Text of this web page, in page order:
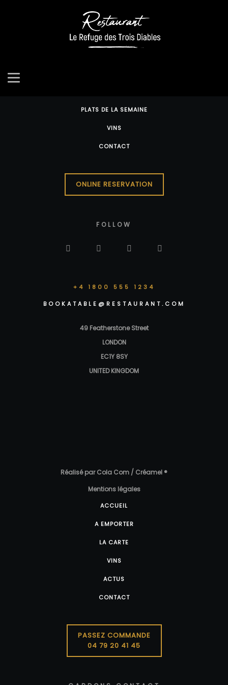
Chef Taylor Bonnyman, working in collaboration with Head Chef
PLATS DE LA SEMAINE
VINS
CONTACT
ONLINE RESERVATION
FOLLOW
+4 1800 555 1234
BOOKATABLE@RESTAURANT.COM
49 Featherstone Street
LONDON
EC1Y 8SY
UNITED KINGDOM
Réalisé par Cola Com / Créamel ®
Mentions légales
ACCUEIL
A EMPORTER
LA CARTE
VINS
ACTUS
CONTACT
PASSEZ COMMANDE
04 79 20 41 45